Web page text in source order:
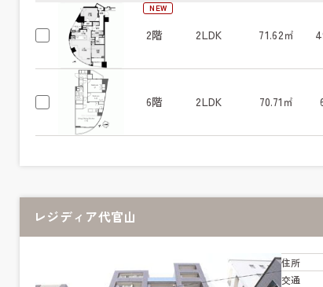
NEW
2階 2LDK 71.62㎡
6階 2LDK 70.71㎡
レジディア代官山
住所
交通